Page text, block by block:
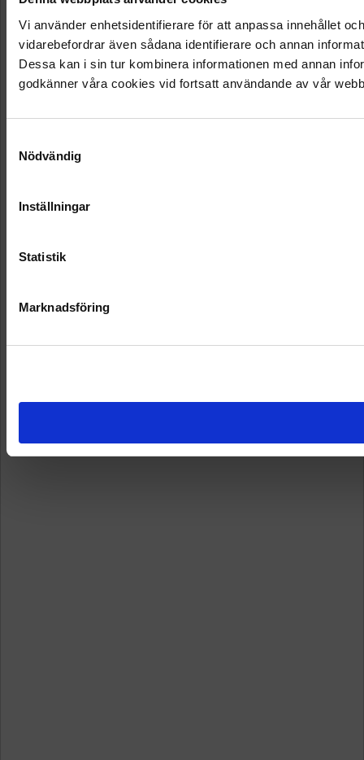
Vi använder enhetsidentifierare för att anpassa innehållet
vidarebefordrar även sådana identifierare och annan
Dessa kan i sin tur kombinera informationen med annan
godkänner våra cookies vid fortsatt användande av vår
Nödvändig
Inställningar
Statistik
Marknadsföring